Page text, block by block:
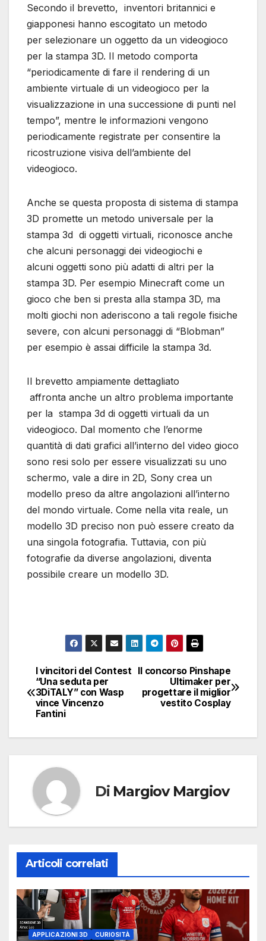
Secondo il brevetto, inventori britannici e
giapponesi hanno escogitato un metodo
per selezionare un oggetto da un videogioco
per la stampa 3D. Il metodo comporta
“periodicamente di fare il rendering di un
ambiente virtuale di un videogioco per la
visualizzazione in una successione di punti nel
tempo”, mentre le informazioni vengono
periodicamente registrate per consentire la
ricostruzione visiva dell’ambiente del
videogioco.
Anche se questa proposta di sistema di stampa
3D promette un metodo universale per la
stampa 3d di oggetti virtuali, riconosce anche
che alcuni personaggi dei videogiochi e
alcuni oggetti sono più adatti di altri per la
stampa 3D. Per esempio Minecraft come un
gioco che ben si presta alla stampa 3D, ma
molti giochi non aderiscono a tali regole fisiche
severe, con alcuni personaggi di “Blobman”
per esempio è assai difficile la stampa 3d.
Il brevetto ampiamente dettagliato
affronta anche un altro problema importante
per la stampa 3d di oggetti virtuali da un
videogioco. Dal momento che l’enorme
quantità di dati grafici all’interno del video gioco
sono resi solo per essere visualizzati su uno
schermo, vale a dire in 2D, Sony crea un
modello preso da altre angolazioni all’interno
del mondo virtuale. Come nella vita reale, un
modello 3D preciso non può essere creato da
una singola fotografia. Tuttavia, con più
fotografie da diverse angolazioni, diventa
possibile creare un modello 3D.
Navigazione
articoli
Il concorso Pinshape
Ultimaker per
progettare il miglior
vestito Cosplay
I vincitori del Contest
“Una seduta per
3DiTALY” con Wasp
vince Vincenzo
Fantini
Di Margiov Margiov
Articoli correlati
APPLICAZIONI 3D CURIOSITÀ